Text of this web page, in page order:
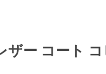
ザー コート